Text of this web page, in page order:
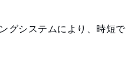
グシステムにより、時短で